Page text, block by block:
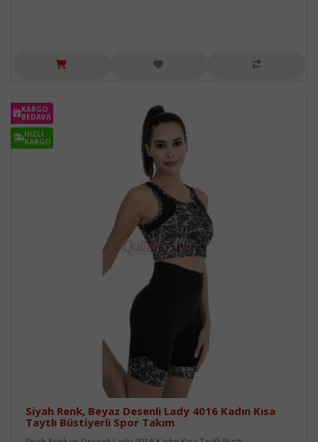
KARGO
BEDAVA
HIZLI
KARGO
Siyah Renk, Beyaz Desenli Lady 4016 Kadın Kısa
Taytlı Büstiyerli Spor Takım